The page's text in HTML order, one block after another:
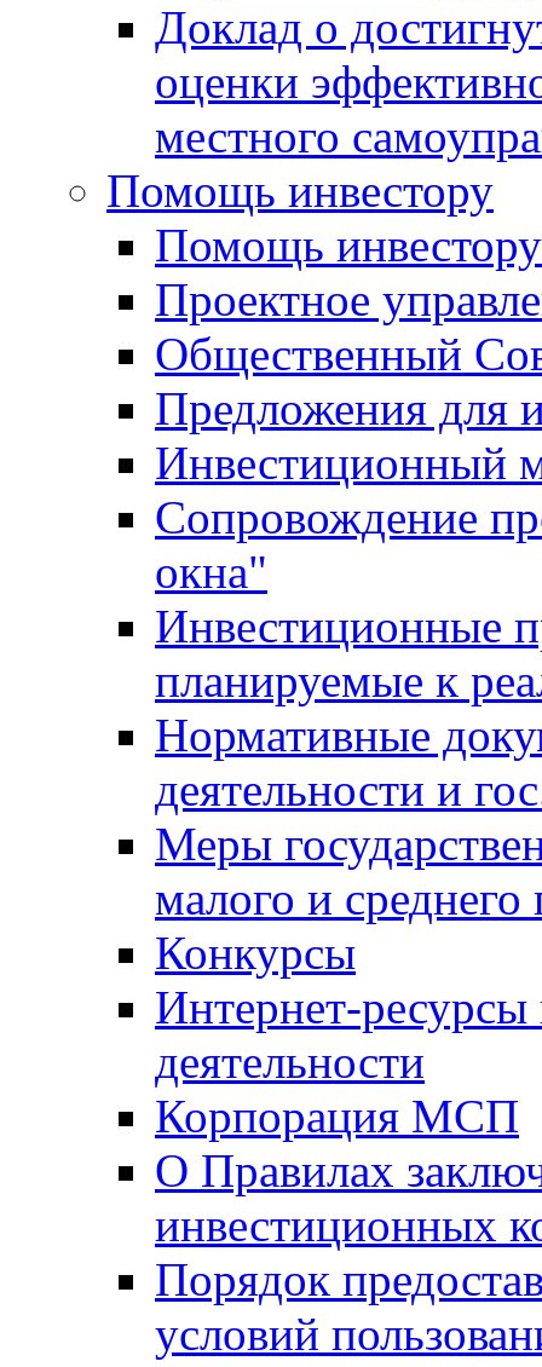
Доклад о
оценки
местного
Помощь инвестору
Помощь инвестору
Проектное
Общественный
Предложения для
Инвестиционный
Сопровождение
окна"
Инвестиционные
планируемые к
Нормативные
деятельности и
Меры
малого и среднего
Конкурсы
Интернет-
деятельности
Корпорация МСП
О Правилах
инвестиционных
Порядок
условий